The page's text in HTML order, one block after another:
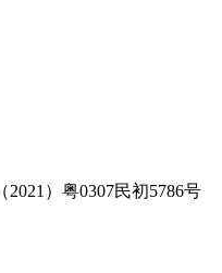
（2021）粤0307民初5786号